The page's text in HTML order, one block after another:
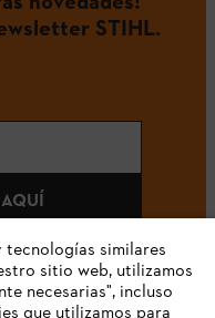
STIHL.
similares
sitio web, utilizamos
necesarias", incluso